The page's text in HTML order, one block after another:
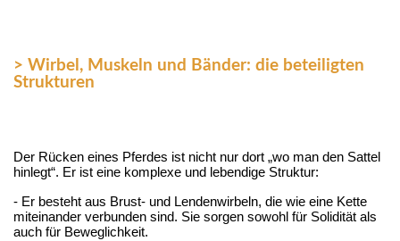
> Wirbel, Muskeln und Bänder: die beteiligten
Strukturen
Der Rücken eines Pferdes ist nicht nur dort „wo man den Sattel
hinlegt“. Er ist eine komplexe und lebendige Struktur:
- Er besteht aus Brust- und Lendenwirbeln, die wie eine Kette
miteinander verbunden sind. Sie sorgen sowohl für Solidität als
auch für Beweglichkeit.